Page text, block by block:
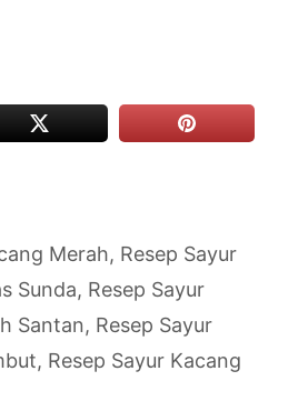
Merah, Resep Sayur
Sunda, Resep Sayur
Santan, Resep Sayur
, Resep Sayur Kacang